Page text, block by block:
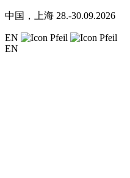
中国，上海 28.-30.09.2026
EN
EN